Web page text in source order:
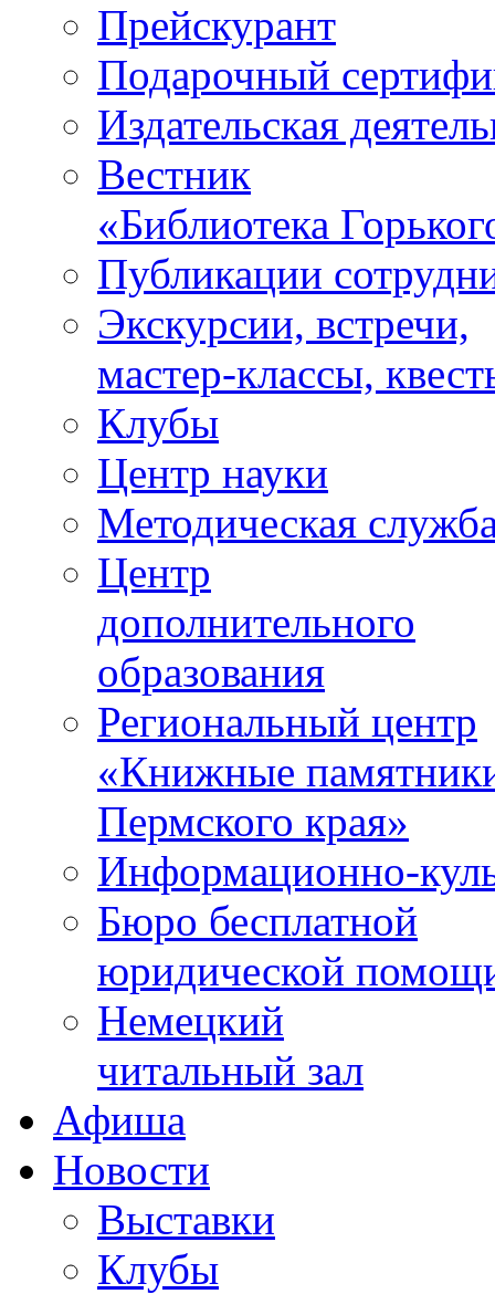
Прейскурант
Подарочный
Издательская
Вестник
«Библиотека
Публикации
Экскурсии, встречи,
мастер-классы,
Клубы
Центр науки
Методическая
Центр
дополнительного
образования
Региональный центр
«Книжные
Пермского края»
Информационно-
Бюро бесплатной
юридической
Немецкий
читальный зал
Афиша
Новости
Выставки
Клубы